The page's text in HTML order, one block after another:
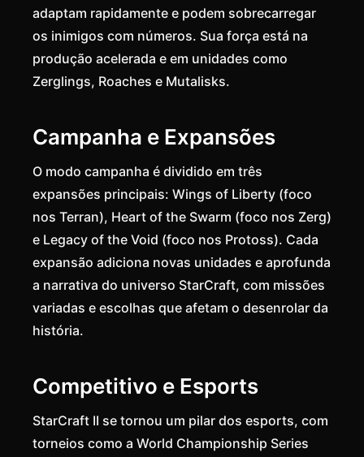
adaptam rapidamente e podem sobrecarregar
os inimigos com números. Sua força está na
produção acelerada e em unidades como
Zerglings, Roaches e Mutalisks.
Campanha e Expansões
O modo campanha é dividido em três
expansões principais: Wings of Liberty (foco
nos Terran), Heart of the Swarm (foco nos Zerg)
e Legacy of the Void (foco nos Protoss). Cada
expansão adiciona novas unidades e aprofunda
a narrativa do universo StarCraft, com missões
variadas e escolhas que afetam o desenrolar da
história.
Competitivo e Esports
StarCraft II se tornou um pilar dos esports, com
torneios como a World Championship Series